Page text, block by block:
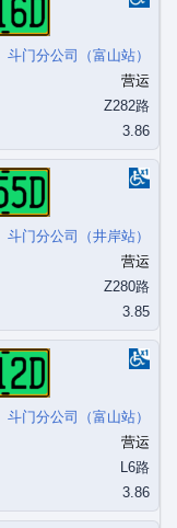
斗门分公司（富山站）
营运
Z282路
3.86
斗门分公司（井岸站）
营运
Z280路
3.85
斗门分公司（富山站）
营运
L6路
3.86